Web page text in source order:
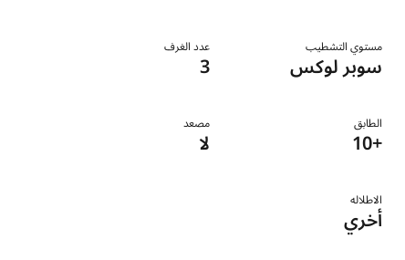
مستوي التشطيب
سوبر لوكس
عدد الغرف
3
الطابق
+10
مصعد
لا
الاطلاله
أخري